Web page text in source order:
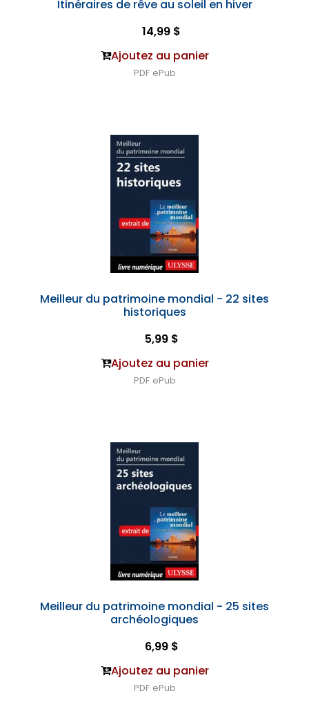
Itinéraires de rêve au soleil en hiver
14,99 $
Ajoutez au panier
PDF ePub
Meilleur du patrimoine mondial - 22 sites
historiques
5,99 $
Ajoutez au panier
PDF ePub
Meilleur du patrimoine mondial - 25 sites
archéologiques
6,99 $
Ajoutez au panier
PDF ePub